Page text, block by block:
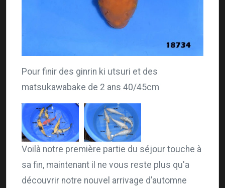
Pour finir des ginrin ki utsuri et des
matsukawabake de 2 ans 40/45cm
Voilà notre première partie du séjour touche à
sa fin, maintenant il ne vous reste plus qu'a
découvrir notre nouvel arrivage d’automne